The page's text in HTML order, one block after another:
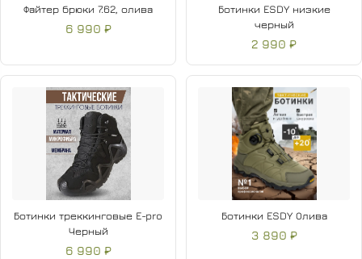
Файтер брюки 7.62, олива
6 990 ₽
Ботинки ESDY низкие
черный
2 990 ₽
Ботинки треккинговые E-pro
Черный
6 990 ₽
Ботинки ESDY Олива
3 890 ₽